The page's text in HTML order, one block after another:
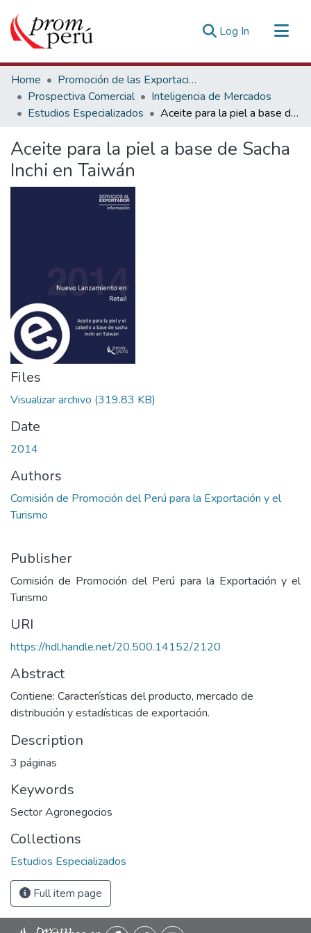
Log In (current)
Communities & Collections
All of DSpace
Statistics
Home
Promoción de las Exportaciones
Prospectiva Comercial
Inteligencia de Mercados
Estudios Especializados
Aceite para la piel a base de Sacha Inchi en Taiwán
Aceite para la piel a base de Sacha
Inchi en Taiwán
Files
Visualizar archivo (319.83 KB)
Date
2014
Authors
Comisión de Promoción del Perú para la Exportación y el
Turismo
Publisher
Comisión de Promoción del Perú para la Exportación y el
Turismo
URI
https://hdl.handle.net/20.500.14152/2120
Abstract
Contiene: Características del producto, mercado de
distribución y estadísticas de exportación.
Description
3 páginas
Keywords
Sector Agronegocios
Collections
Estudios Especializados
Full item page